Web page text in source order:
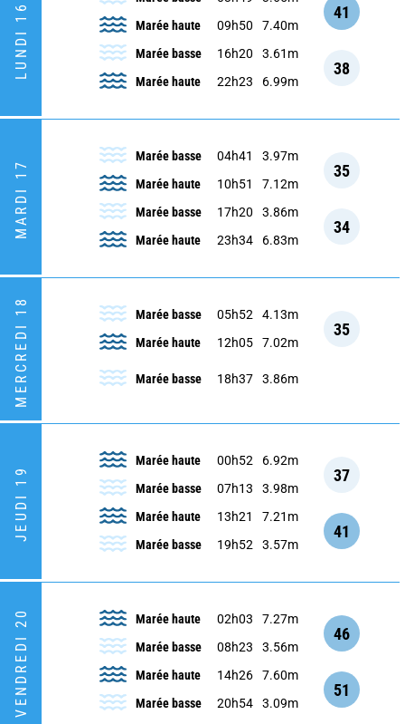
LUNDI 16
Marée haute
09h50 7.40m
41
Marée basse 16h20
3.61m
Marée haute
22h23 6.99m
38
MARDI 17
Marée basse 04h41
3.97m
Marée haute
10h51 7.12m
35
Marée basse 17h20
3.86m
Marée haute
23h34 6.83m
34
MERCREDI 18 Marée basse 05h52
4.13m
Marée haute
12h05 7.02m
35
Marée basse 18h37 3.86m
JEUDI 19
Marée haute 00h52
6.92m
Marée basse
07h13 3.98m
37
Marée haute 13h21
7.21m
Marée basse
19h52 3.57m
41
VENDREDI 20 Marée haute 02h03
7.27m
Marée basse
08h23 3.56m
46
Marée haute 14h26
7.60m
Marée basse
20h54 3.09m
51